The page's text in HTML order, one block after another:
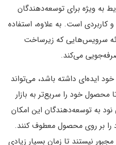
به ویژه برای توسعه‌دهندگان
کاربردی است. به علاوه، استفاده
سرویس‌هایی که زیرساخت
می‌کند.
ایده‌ای داشته باشد، می‌تواند
محصول خود را سریع‌تر به بازار
نود به توسعه‌دهندگان این امکان
را بر روی محصول معطوف کنند.
نیستند تا زمان بسیار زیادی